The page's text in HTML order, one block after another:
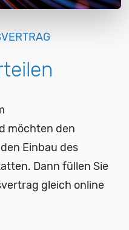
möchten den
Einbau des
Dann füllen Sie
gleich online